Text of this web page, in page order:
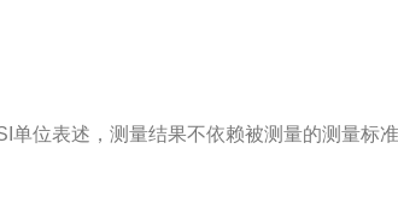
位表述，测量结果不依赖被测量的测量标准